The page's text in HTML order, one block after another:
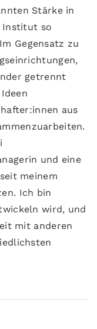
Stärke in
Institut so
Gegensatz zu
getrennt
aus
und eine
meinem
Ich bin
wird, und
mit anderen